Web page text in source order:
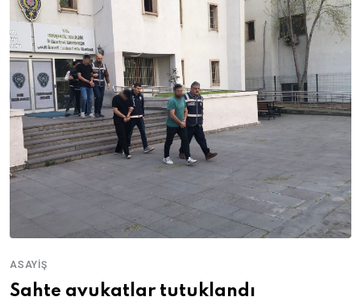
ASAYIŞ
Sahte avukatlar tutuklandı